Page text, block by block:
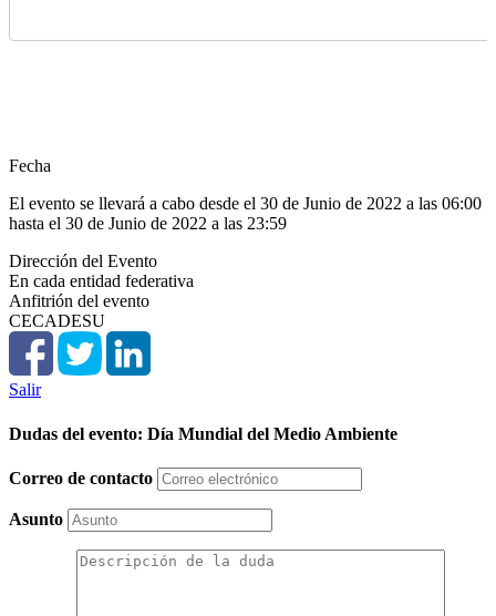
Fecha
El evento se llevará a cabo desde el 30 de Junio de 2022 a las 06:00
hasta el 30 de Junio de 2022 a las 23:59
Dirección del Evento
En cada entidad federativa
Anfitrión del evento
CECADESU
Salir
Dudas del evento: Día Mundial del Medio Ambiente
Correo de contacto
Asunto